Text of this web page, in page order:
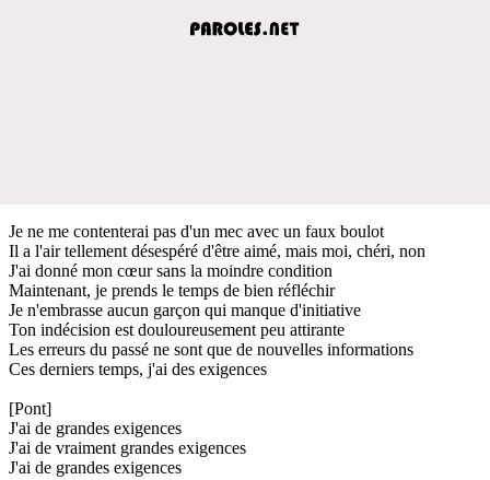
Je ne me contenterai pas d'un mec avec un faux boulot
Il a l'air tellement désespéré d'être aimé, mais moi, chéri, non
J'ai donné mon cœur sans la moindre condition
Maintenant, je prends le temps de bien réfléchir
Je n'embrasse aucun garçon qui manque d'initiative
Ton indécision est douloureusement peu attirante
Les erreurs du passé ne sont que de nouvelles informations
Ces derniers temps, j'ai des exigences
[Pont]
J'ai de grandes exigences
J'ai de vraiment grandes exigences
J'ai de grandes exigences